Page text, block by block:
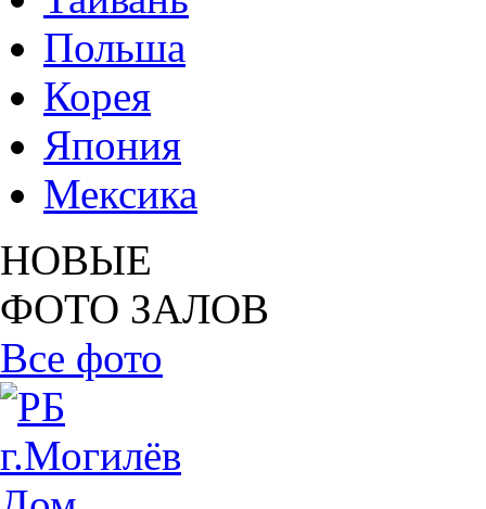
Польша
Корея
Япония
Мексика
НОВЫЕ
ФОТО ЗАЛОВ
Все фото